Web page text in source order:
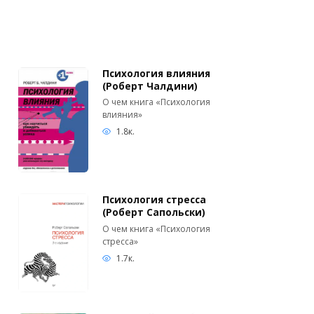
Психология влияния
(Роберт Чалдини)
О чем книга «Психология
влияния»
1.8к.
Психология стресса
(Роберт Сапольски)
О чем книга «Психология
стресса»
1.7к.